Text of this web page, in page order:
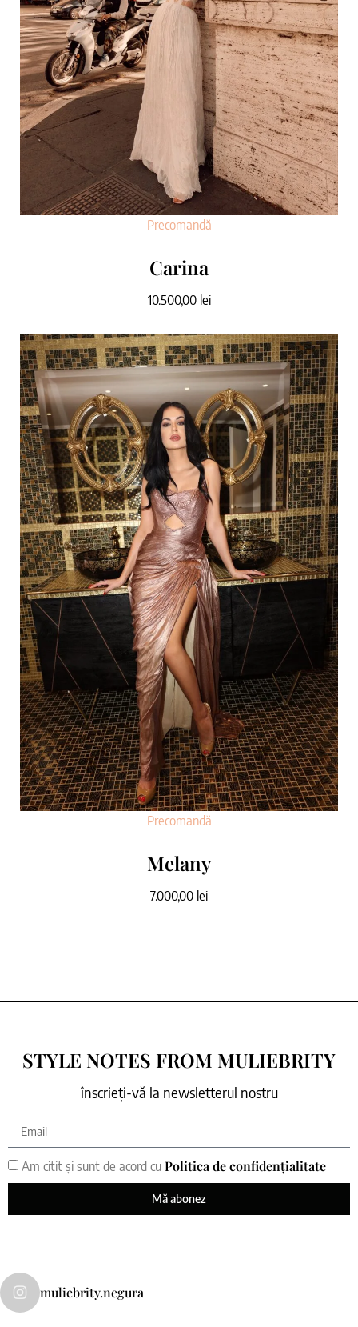
Precomandă
Carina
10.500,00 lei
Precomandă
Melany
7.000,00 lei
STYLE NOTES FROM MULIEBRITY
înscrieți-vă la newsletterul nostru
Am citit și sunt de acord cu Politica de confidențialitate
Mă abonez
muliebrity.negura